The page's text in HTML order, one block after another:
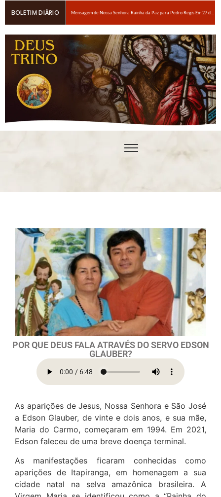
BOLETIM DIÁRIO
6 maneiras fáceis de orar se você estiver espiritualmente cansado
Oração para obter um amor ardente a Nosso Senhor Jesus Cristo
Em breve, grandes provações!Nossa Senhora Rainha do Rosário e da paz para Edson Glauber em 29 de novembro de 2020
Pedro – Escolha sempre a porta estreita
POR QUE DEUS FALA ATRAVÉS DO SERVO EDSON
GLAUBER?
As aparições de Jesus, Nossa Senhora e São José
a Edson Glauber, de vinte e dois anos, e sua mãe,
Maria do Carmo, começaram em 1994. Em 2021,
Edson faleceu de uma breve doença terminal.
As manifestações ficaram conhecidas como
aparições de Itapiranga, em homenagem a sua
cidade natal na selva amazônica brasileira. A